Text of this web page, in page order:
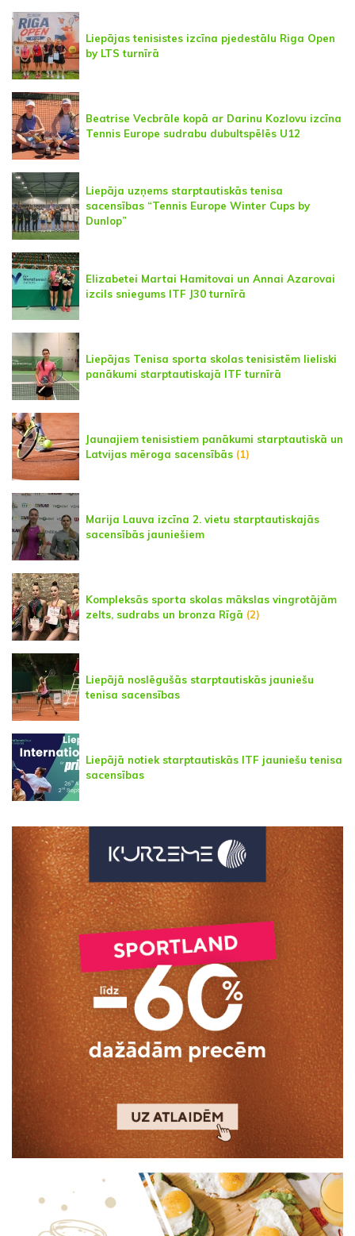
Liepājas tenisistes izcīna pjedestālu Riga Open
by LTS turnīrā
Beatrise Vecbrāle kopā ar Darinu Kozlovu izcīna
Tennis Europe sudrabu dubultspēlēs U12
Liepāja uzņems starptautiskās tenisa
sacensības “Tennis Europe Winter Cups by
Dunlop”
Elizabetei Martai Hamitovai un Annai Azarovai
izcils sniegums ITF J30 turnīrā
Liepājas Tenisa sporta skolas tenisistēm lieliski
panākumi starptautiskajā ITF turnīrā
Jaunajiem tenisistiem panākumi starptautiskā un
Latvijas mēroga sacensībās (1)
Marija Lauva izcīna 2. vietu starptautiskajās
sacensībās jauniešiem
Kompleksās sporta skolas mākslas vingrotājām
zelts, sudrabs un bronza Rīgā (2)
Liepājā noslēgušās starptautiskās jauniešu
tenisa sacensības
Liepājā notiek starptautiskās ITF jauniešu tenisa
sacensības